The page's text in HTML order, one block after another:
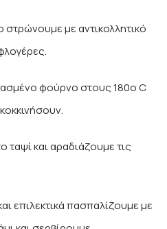
με αντικολλητικό
φούρνο στους 180ο C
και αραδιάζουμε τις
επιλεκτικά πασπαλίζουμε με